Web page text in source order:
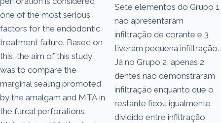
one of the most serious
factors for the endodontic
treatment failure. Based on
this, the aim of this study
was to compare the
marginal sealing promoted
by the amalgam and MTA in
the furcal perforations.
Sete elementos do Grupo 1
não apresentaram
infiltração de corante e 3
tiveram pequena infiltração.
Já no Grupo 2, apenas 2
dentes não demonstraram
infiltração enquanto que o
restante ficou igualmente
dividido entre infiltração